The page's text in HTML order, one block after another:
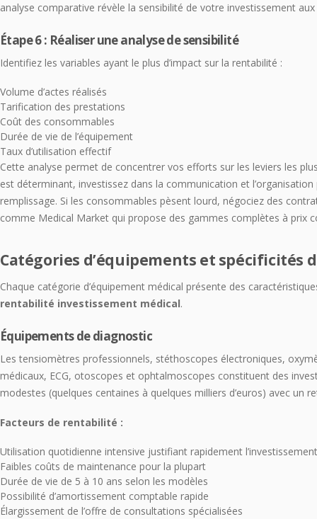
analyse comparative révèle la sensibilité de votre investissement
Étape 6 : Réaliser une analyse de sensibilité
Identifiez les variables ayant le plus d’impact sur la rentabilité :
Volume d’actes réalisés
Tarification des prestations
Coût des consommables
Durée de vie de l’équipement
Taux d’utilisation effectif
Cette analyse permet de concentrer vos efforts sur les leviers les
est déterminant, investissez dans la communication et
remplissage. Si les consommables pèsent lourd, négociez des
comme Medical Market qui propose des gammes complètes à prix
Catégories d’équipements et spécificités
Chaque catégorie d’équipement médical présente des
rentabilité investissement médical.
Équipements de diagnostic
Les tensiomètres professionnels, stéthoscopes électroniques,
médicaux, ECG, otoscopes et ophtalmoscopes constituent des
modestes (quelques centaines à quelques milliers d’euros) avec un
Facteurs de rentabilité :
Utilisation quotidienne intensive justifiant rapidement l’investissement
Faibles coûts de maintenance pour la plupart
Durée de vie de 5 à 10 ans selon les modèles
Possibilité d’amortissement comptable rapide
Élargissement de l’offre de consultations spécialisées